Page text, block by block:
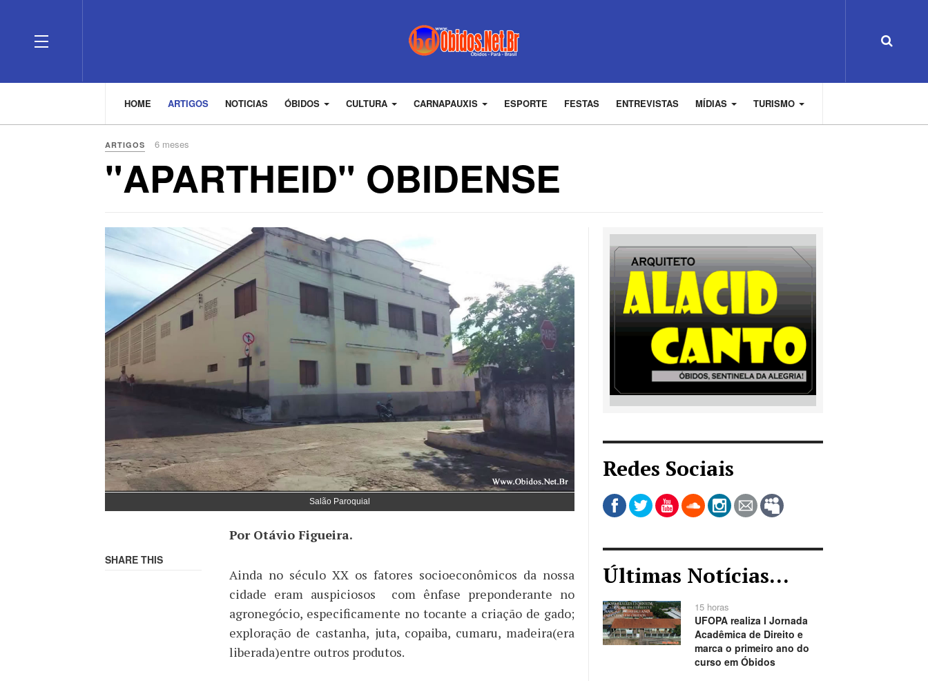
HOME ARTIGOS NOTICIAS ÓBIDOS CULTURA CARNAPAUXIS ESPORTE FESTAS ENTREVISTAS MÍDIAS TURISMO
ARTIGOS 6 meses
"APARTHEID" OBIDENSE
Salão Paroquial
SHARE THIS
Por Otávio Figueira.
Ainda no século XX os fatores socioeconômicos da nossa
cidade eram auspiciosos com ênfase preponderante no
agronegócio, especificamente no tocante a criação de gado;
exploração de castanha, juta, copaiba, cumaru, madeira(era
liberada)entre outros produtos.
Redes Sociais
Últimas Notícias...
15 horas
UFOPA realiza I Jornada
Acadêmica de Direito e
marca o primeiro ano do
curso em Óbidos